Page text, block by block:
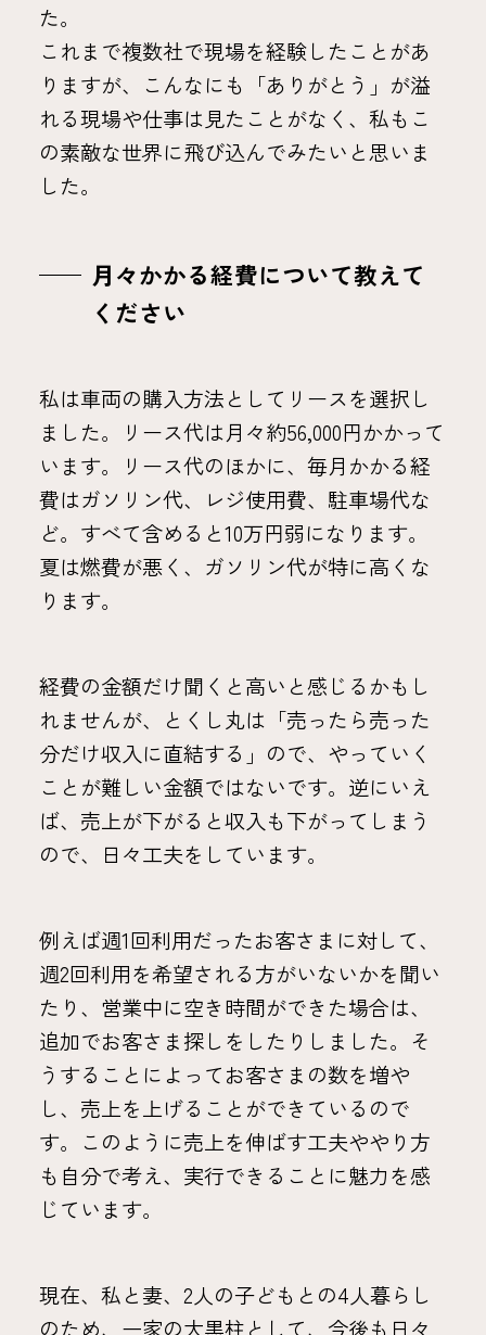
た。
これまで複数社で現場を経験したことがあ
りますが、こんなにも「ありがとう」が溢
れる現場や仕事は見たことがなく、私もこ
の素敵な世界に飛び込んでみたいと思いま
した。
月々かかる経費について教えて
ください
私は車両の購入方法としてリースを選択し
ました。リース代は月々約56,000円かかって
います。リース代のほかに、毎月かかる経
費はガソリン代、レジ使用費、駐車場代な
ど。すべて含めると10万円弱になります。
夏は燃費が悪く、ガソリン代が特に高くな
ります。
経費の金額だけ聞くと高いと感じるかもし
れませんが、とくし丸は「売ったら売った
分だけ収入に直結する」ので、やっていく
ことが難しい金額ではないです。逆にいえ
ば、売上が下がると収入も下がってしまう
ので、日々工夫をしています。
例えば週1回利用だったお客さまに対して、
週2回利用を希望される方がいないかを聞い
たり、営業中に空き時間ができた場合は、
追加でお客さま探しをしたりしました。そ
うすることによってお客さまの数を増や
し、売上を上げることができているので
す。このように売上を伸ばす工夫ややり方
も自分で考え、実行できることに魅力を感
じています。
現在、私と妻、2人の子どもとの4人暮らし
のため、一家の大黒柱として、今後も日々